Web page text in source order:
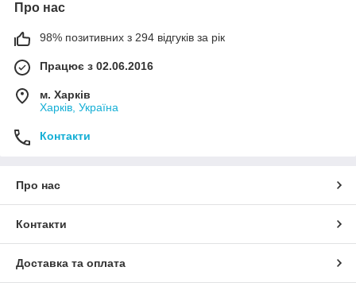
Про нас
98% позитивних з 294 відгуків за рік
Працює з 02.06.2016
м. Харків
Харків, Україна
Контакти
Про нас
Контакти
Доставка та оплата